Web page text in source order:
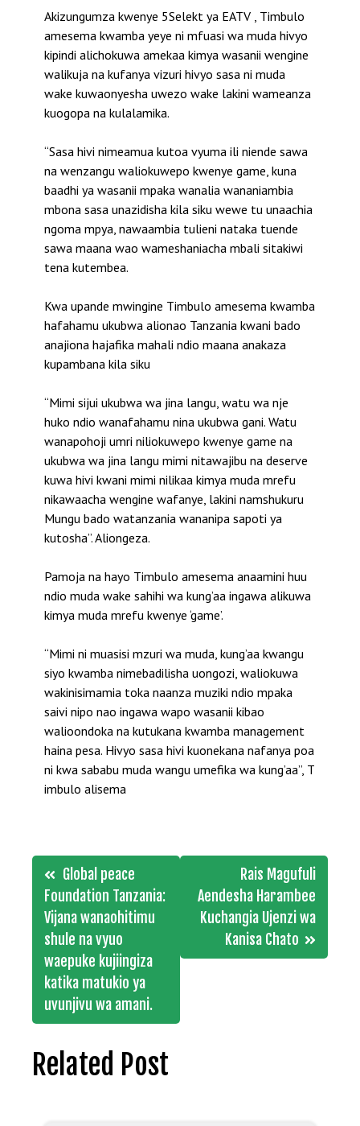
Akizungumza kwenye 5Selekt ya EATV , Timbulo
amesema kwamba yeye ni mfuasi wa muda hivyo
kipindi alichokuwa amekaa kimya wasanii wengine
walikuja na kufanya vizuri hivyo sasa ni muda
wake kuwaonyesha uwezo wake lakini wameanza
kuogopa na kulalamika.
“Sasa hivi nimeamua kutoa vyuma ili niende sawa
na wenzangu waliokuwepo kwenye game, kuna
baadhi ya wasanii mpaka wanalia wananiambia
mbona sasa unazidisha kila siku wewe tu unaachia
ngoma mpya, nawaambia tulieni nataka tuende
sawa maana wao wameshaniacha mbali sitakiwi
tena kutembea.
Kwa upande mwingine Timbulo amesema kwamba
hafahamu ukubwa alionao Tanzania kwani bado
anajiona hajafika mahali ndio maana anakaza
kupambana kila siku
“Mimi sijui ukubwa wa jina langu, watu wa nje
huko ndio wanafahamu nina ukubwa gani. Watu
wanapohoji umri niliokuwepo kwenye game na
ukubwa wa jina langu mimi nitawajibu na deserve
kuwa hivi kwani mimi nilikaa kimya muda mrefu
nikawaacha wengine wafanye, lakini namshukuru
Mungu bado watanzania wananipa sapoti ya
kutosha”. Aliongeza.
Pamoja na hayo Timbulo amesema anaamini huu
ndio muda wake sahihi wa kung’aa ingawa alikuwa
kimya muda mrefu kwenye ‘game’.
“Mimi ni muasisi mzuri wa muda, kung’aa kwangu
siyo kwamba nimebadilisha uongozi, waliokuwa
wakinisimamia toka naanza muziki ndio mpaka
saivi nipo nao ingawa wapo wasanii kibao
walioondoka na kutukana kwamba management
haina pesa. Hivyo sasa hivi kuonekana nafanya poa
ni kwa sababu muda wangu umefika wa kung’aa”, T
imbulo alisema
Post
navigation
Global peace
Foundation Tanzania:
Vijana wanaohitimu
shule na vyuo
waepuke kujiingiza
katika matukio ya
uvunjivu wa amani.
Rais Magufuli
Aendesha Harambee
Kuchangia Ujenzi wa
Kanisa Chato
Related Post